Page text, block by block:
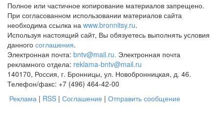
Полное или частичное копирование материалов запрещено.
При согласованном использовании материалов сайта
необходима ссылка на www.bronnitsy.ru.
Используя настоящий сайт, Вы обязуетесь выполнять условия
данного соглашения.
Электронная почта: bntv@mail.ru. Электронная почта
рекламного отдела: reklama-bntv@mail.ru
140170, Россия, г. Бронницы, ул. Новобронницкая, д. 46.
Телефон/факс: +7 (496) 464-42-00
Реклама | RSS | Соглашение | Отправить сообщение